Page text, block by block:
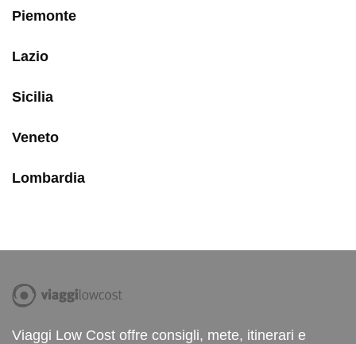
Piemonte
Lazio
Sicilia
Veneto
Lombardia
Viaggi Low Cost offre consigli, mete, itinerari e